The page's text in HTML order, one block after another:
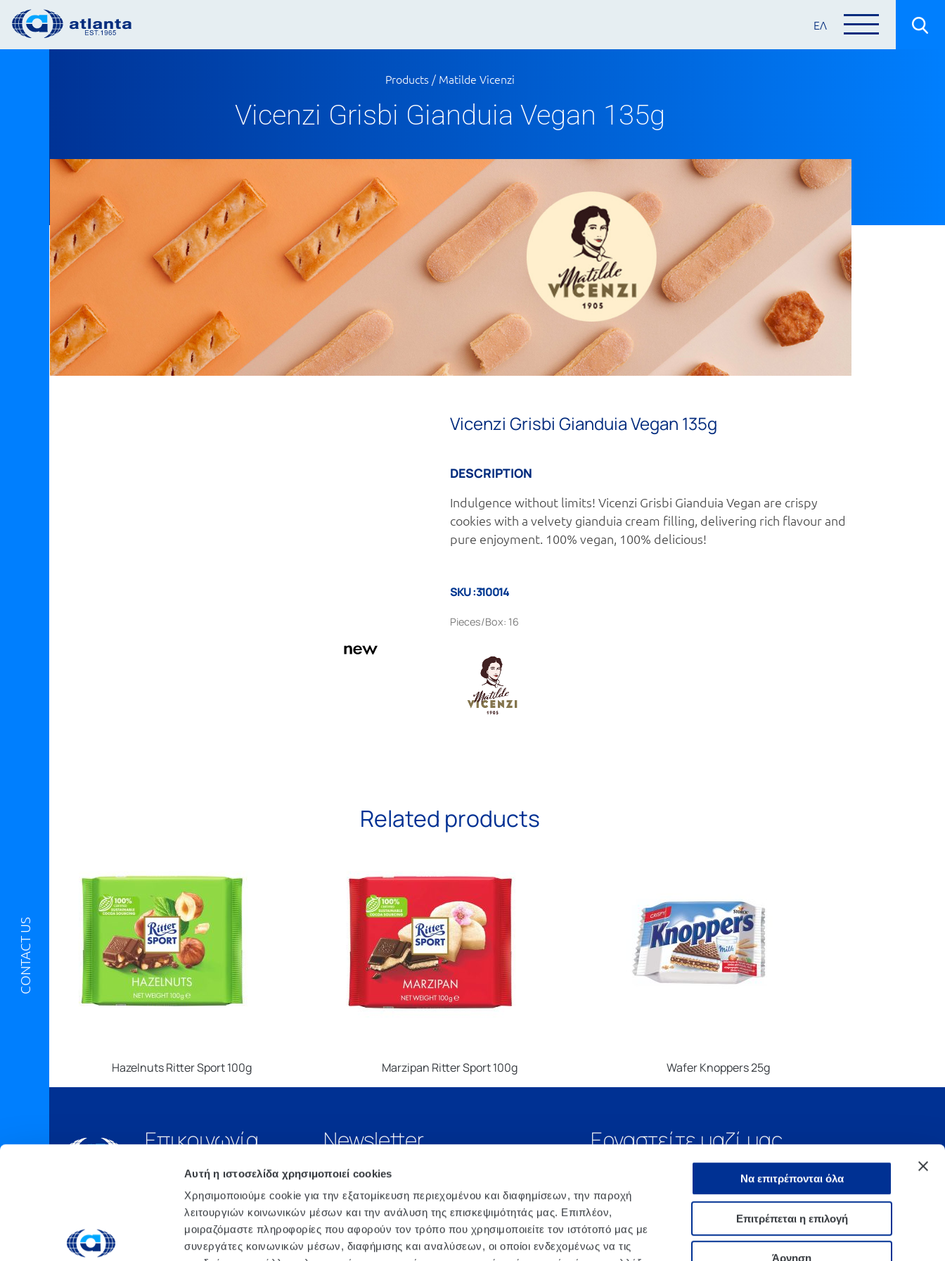
Αυτή η ιστοσελίδα χρησιμοποιεί cookies
Χρησιμοποιούμε cookie για την εξατομίκευση περιεχομένου και διαφημίσεων, την παροχή
λειτουργιών κοινωνικών μέσων και την ανάλυση της επισκεψιμότητάς μας. Επιπλέον,
μοιραζόμαστε πληροφορίες που αφορούν τον τρόπο που χρησιμοποιείτε τον ιστότοπό μας με
συνεργάτες κοινωνικών μέσων, διαφήμισης και αναλύσεων, οι οποίοι ενδεχομένως να τις
Να επιτρέπονται όλα
Επιτρέπεται η επιλογή
Άρνηση
ΕΛ
CONTACT US
Products / Matilde Vicenzi
Vicenzi Grisbi Gianduia Vegan 135g
Vicenzi Grisbi Gianduia Vegan 135g
DESCRIPTION
Indulgence without limits! Vicenzi Grisbi Gianduia Vegan are crispy
cookies with a velvety gianduia cream filling, delivering rich flavour and
pure enjoyment. 100% vegan, 100% delicious!
SKU :310014
Pieces/Box: 16
Related products
Hazelnuts Ritter Sport 100g Marzipan Ritter Sport 100g Wafer Knoppers 25g
Επικοινωνία
210 6675000
Αθήνα, 3o xλμ. Λ.
ΜΑΡΚΟΠΟΥΛΟΥ, Τ.Θ. 200, TK
190 02 ΠΑΙΑΝΙΑ ΑΤΤΙΚΗΣ
email: info@atlanta.gr
Newsletter Εργαστείτε μαζί μας